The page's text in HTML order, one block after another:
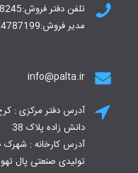
تلفن دفتر فروش:02632318245
مدیر فروش:09124787199
info@palta.ir
آدرس دفتر مرکزی :
دانش زاده پلاک 38
آدرس کارخانه : شهرک
تولیدی صنعتی پال